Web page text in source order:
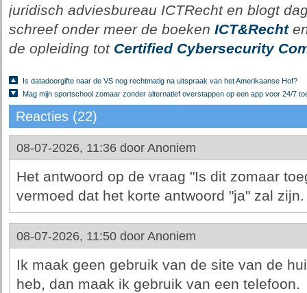
juridisch adviesbureau ICTRecht en blogt
schreef onder meer de boeken ICT&Recht
de opleiding tot Certified Cybersecurity
Is datadoorgifte naar de VS nog rechtmatig na uitspraak van het Amerikaanse Hof?
Mag mijn sportschool zomaar zonder alternatief overstappen op een app voor 24/7
Reacties (22)
08-07-2026, 11:36 door Anoniem
Het antwoord op de vraag "Is dit zomaar
vermoed dat het korte antwoord "ja" zal zijn.
08-07-2026, 11:50 door Anoniem
Ik maak geen gebruik van de site van de
heb, dan maak ik gebruik van een telefoon.